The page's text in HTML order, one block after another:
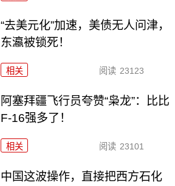
“去美元化”加速，美债无人问津，
东瀛被锁死！
相关 阅读 23123
阿塞拜疆飞行员夸赞“枭龙”：比比
F-16强多了！
相关 阅读 23101
中国这波操作，直接把西方石化